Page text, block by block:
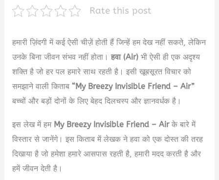
Rate this post
हमारी ज़िंदगी में कई ऐसी चीज़ें होती हैं जिन्हें हम देख नहीं सकते, लेकिन
उनके बिना जीवन संभव नहीं होता।हवा (Air) भी ऐसी ही एक अदृश्य
शक्ति है जो हर पल हमारे साथ रहती है। इसी खूबसूरत विचार को
समझाने वाली किताब“My Breezy Invisible Friend – Air”
बच्चों और बड़ों दोनों के लिए बेहद दिलचस्प और ज्ञानवर्धक है।
इस लेख में हम My Breezy Invisible Friend – Airके बारे में
विस्तार से जानेंगे। इस किताब में लेखक ने हवा को एक दोस्त की तरह
दिखाया है जो हमेशा हमारे आसपास रहती है, हमारी मदद करती है और
हमें जीवन देती है।